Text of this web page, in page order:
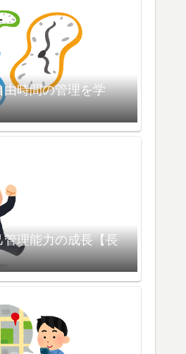
時間の管理を学
理能力の成長【長